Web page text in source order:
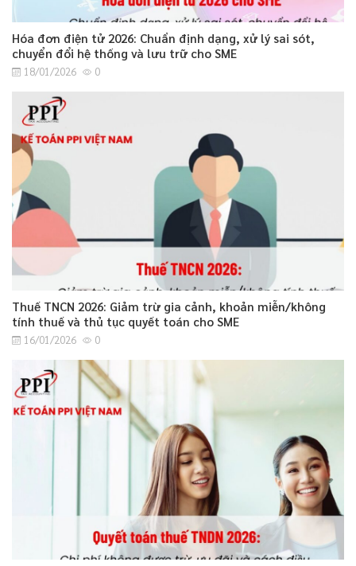
Hóa đơn điện tử 2026: Chuẩn định dạng, xử lý sai sót,
chuyển đổi hệ thống và lưu trữ cho SME
18/01/2026 0
Thuế TNCN 2026: Giảm trừ gia cảnh, khoản miễn/không
tính thuế và thủ tục quyết toán cho SME
16/01/2026 0